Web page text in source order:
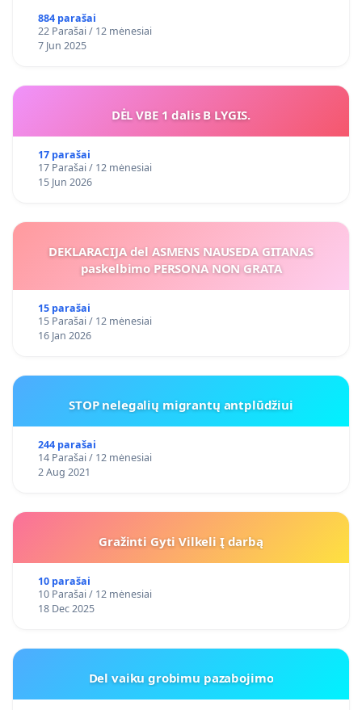
884 parašai
22 Parašai / 12 mėnesiai
7 Jun 2025
DĖL VBE 1 dalis B LYGIS.
17 parašai
17 Parašai / 12 mėnesiai
15 Jun 2026
DEKLARACIJA del ASMENS NAUSEDA GITANAS
paskelbimo PERSONA NON GRATA
15 parašai
15 Parašai / 12 mėnesiai
16 Jan 2026
STOP nelegalių migrantų antplūdžiui
244 parašai
14 Parašai / 12 mėnesiai
2 Aug 2021
Gražinti Gyti Vilkeli Į darbą
10 parašai
10 Parašai / 12 mėnesiai
18 Dec 2025
Del vaiku grobimu pazabojimo